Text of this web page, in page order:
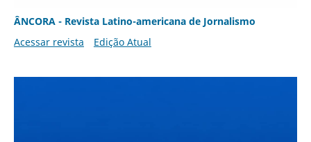
ÂNCORA - Revista Latino-americana de Jornalismo
Acessar revista
Edição Atual